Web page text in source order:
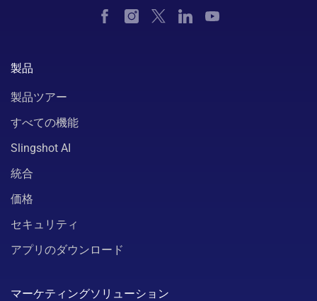
製品
製品ツアー
すべての機能
Slingshot AI
統合
価格
セキュリティ
アプリのダウンロード
マーケティングソリューション